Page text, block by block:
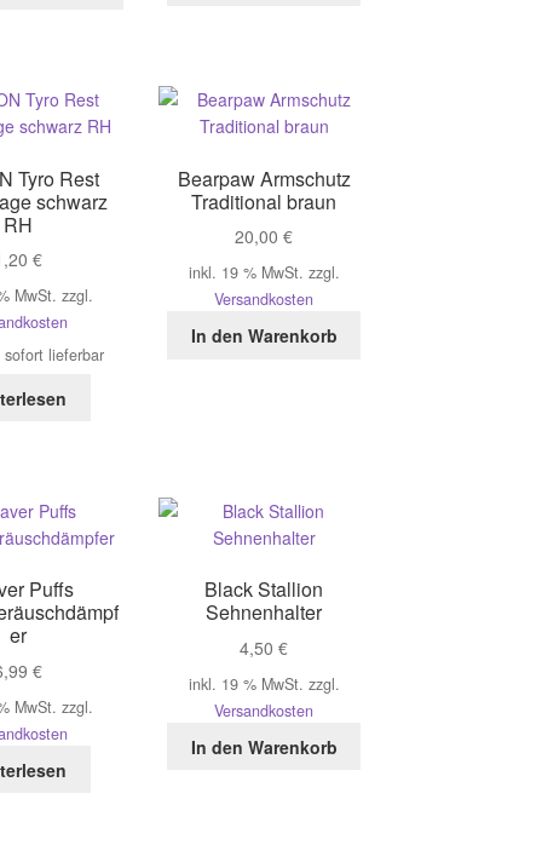
Tyro Rest
schwarz
RH
€
MwSt. zzgl.
sofort lieferbar
Bearpaw Armschutz
Traditional braun
20,00€
inkl. 19 % MwSt. zzgl.
Versandkosten
In den Warenkorb
Puffs
er
€
MwSt. zzgl.
Black Stallion
Sehnenhalter
4,50€
inkl. 19 % MwSt. zzgl.
Versandkosten
In den Warenkorb